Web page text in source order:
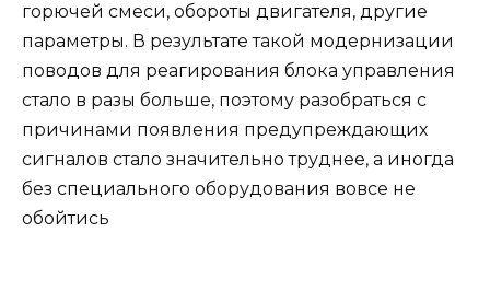
горючей смеси, обороты двигателя, другие
параметры. В результате такой модернизации
поводов для реагирования блока управления
стало в разы больше, поэтому разобраться с
причинами появления предупреждающих
сигналов стало значительно труднее, а иногда
без специального оборудования вовсе не
обойтись